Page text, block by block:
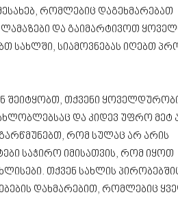
რომლებიც დაგეხმარებათ
და გაიმარტივოთ
სახლში, სიამოვნებას იღებთ
შეიტყობთ, თქვენი
და კიდევ უფრო მეტ
რომ სულაც არ არის
საჭირო იმისათვის, რომ იყოთ
თქვენ სახლის
დახმარებით, რომლებიც